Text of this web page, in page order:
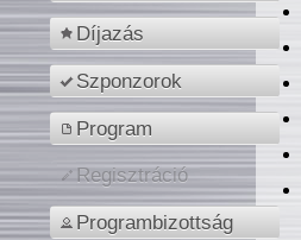
Díjazás
Szponzorok
Program
Regisztráció
Programbizottság